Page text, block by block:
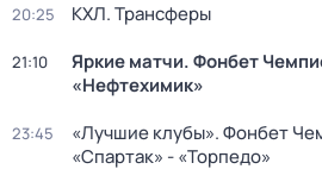
20:25 КХЛ. Трансферы
21:10
Яркие матчи. Фонбет
«Нефтехимик»
23:45
«Лучшие клубы». Фонбет
«Спартак» - «Торпедо»